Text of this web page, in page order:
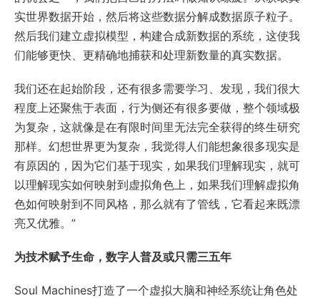
实世界数据开始，然后将这些数据分解成数据原子粒子。
然后我们建立虚拟模型，构建合成新数据的系统，这使我
们能够更快、更精确地捕获和处理新数量的真实数据。
我们还在起始阶段，还有很多需要学习、发现，我们很大
程度上还聚焦于表面，行为侧还有很多要做，整个领域极
为复杂，这就像是在有限时间里无法完全获得的终生研究
那样。幻想世界更为复杂，我觉得人们能想象很多现实是
有原因的，因为它们基于现实，如果我们理解现实，就可
以理解现实如何映射到虚拟角色上，如果我们理解虚拟角
色如何映射到不同风格，那么就有了管线，它看起来既漂
亮又优雅。”
为技术赋予生命，数字人普及或只需三五年
Soul Machines打造了一个虚拟大脑和神经系统让角色处